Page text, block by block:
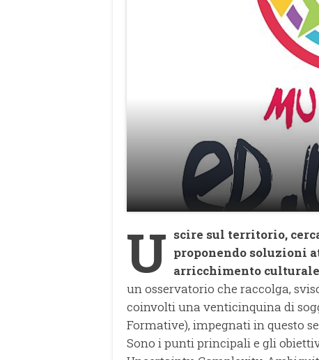
U scire sul territorio,
proponendo soluzioni
arricchimento
un osservatorio che raccolga,
coinvolti una venticinquina di
Formative), impegnati in questo
Sono i punti principali e gli